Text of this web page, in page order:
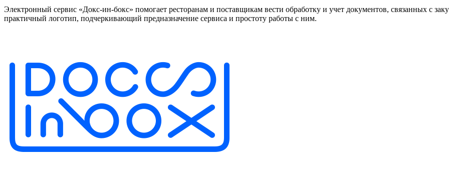
Электронный сервис «Докс-ин-бокс» помогает ресторанам и поставщикам вести обработку и учет документов, связанных с
практичный логотип, подчеркивающий предназначение сервиса и простоту работы с ним.